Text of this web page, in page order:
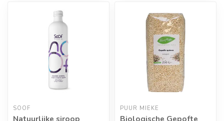
SOOF
Natuurlijke siroop
PUUR MIEKE
Biologische Gepofte